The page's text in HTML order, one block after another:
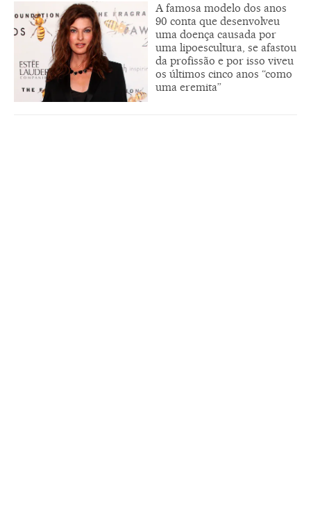
A famosa modelo dos anos
90 conta que desenvolveu
uma doença causada por
uma lipoescultura, se afastou
da profissão e por isso viveu
os últimos cinco anos “como
uma eremita”